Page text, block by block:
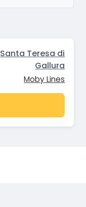
Santa Teresa di
Gallura
Moby Lines